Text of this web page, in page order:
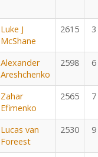
Luke J
McShane
2615 3
Alexander
Areshchenko
2598 6
Zahar
Efimenko
2565 7
Lucas van
Foreest
2530 9